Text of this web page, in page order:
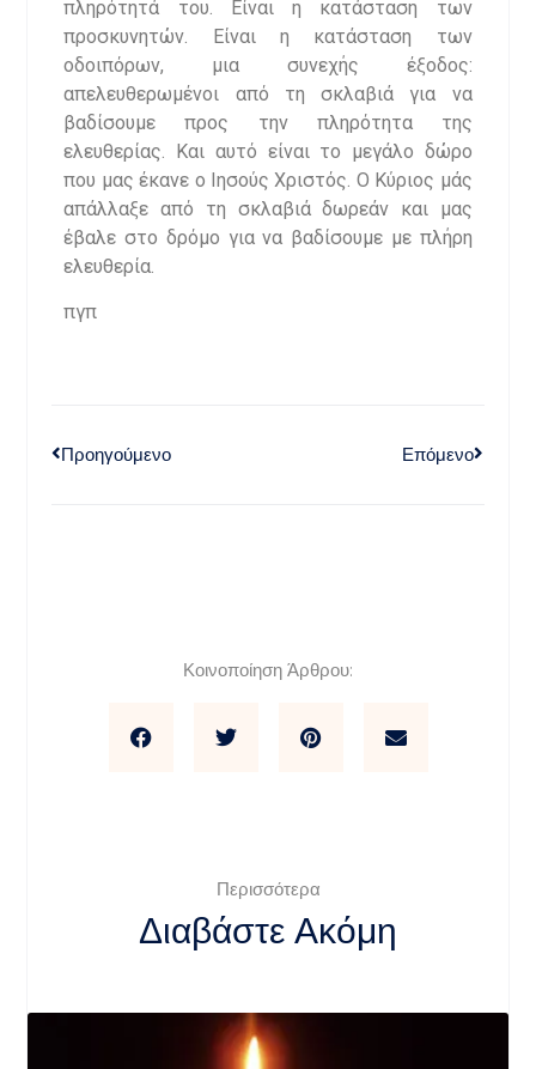
πληρότητά του. Είναι η κατάσταση των
προσκυνητών. Είναι η κατάσταση των
οδοιπόρων, μια συνεχής έξοδος:
απελευθερωμένοι από τη σκλαβιά για να
βαδίσουμε προς την πληρότητα της
ελευθερίας. Και αυτό είναι το μεγάλο δώρο
που μας έκανε ο Ιησούς Χριστός. Ο Κύριος μάς
απάλλαξε από τη σκλαβιά δωρεάν και μας
έβαλε στο δρόμο για να βαδίσουμε με πλήρη
ελευθερία.
πγπ
Προηγούμενο Επόμενο
Κοινοποίηση Άρθρου:
Περισσότερα
Διαβάστε Ακόμη